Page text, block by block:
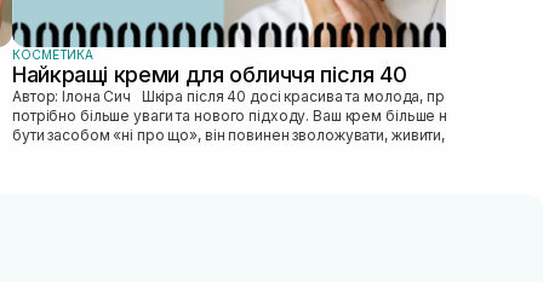
КОСМЕТИКА
Найкращі креми для обличчя після 40
Автор: Ілона Сич Шкіра після 40 досі красива та молода, просто їй
потрібно більше уваги та нового підходу. Ваш крем більше не може
бути засобом «ні про що», він повинен зволожувати, живити, покр...